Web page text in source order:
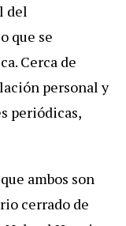
del
que se
Cerca de
personal y
periódicas,
ambos son
cerrado de